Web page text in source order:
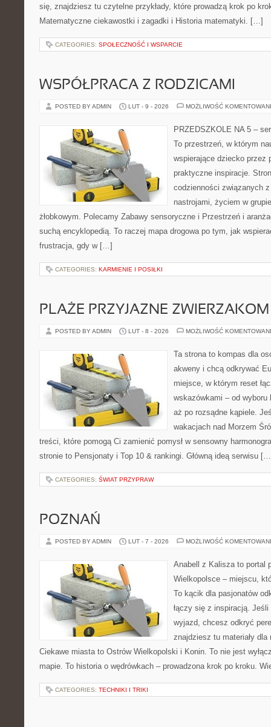
się, znajdziesz tu czytelne przykłady, które prowadzą krok po
Matematyczne ciekawostki i zagadki i Historia matematyki. […]
CATEGORIES: SPOŁECZNOŚĆ I WSPARCIE
WSPÓŁPRACA Z RODZICAMI
POSTED BY ADMIN LUT - 9 - 2026 MOŻLIWOŚĆ
PRZEDSZKOLE NA 5 –
To przestrzeń, w którym
wspierające dziecko przez
praktyczne inspiracje.
codzienności związanych
nastrojami, życiem w
żłobkowym. Polecamy Zabawy sensoryczne i Przestrzeń i
suchą encyklopedią. To raczej mapa drogowa po tym, jak
frustracja, gdy w […]
CATEGORIES: KARMIENIE I POSIŁKI
PLAŻE PRZYJAZNE ZWIERZAKOM
POSTED BY ADMIN LUT - 8 - 2026 MOŻLIWOŚĆ
Ta strona to kompas dla
akweny i chcą odkrywać
miejsce, w którym reset
wskazówkami – od wyboru
aż po rozsądne kąpiele.
wakacjach nad Morzem
treści, które pomogą Ci zamienić pomysł w sensowny
stronie to Pensjonaty i Top 10 & rankingi. Główną ideą serwisu
CATEGORIES: ŚWIAT PRZYPRAW
POZNAŃ
POSTED BY ADMIN LUT - 7 - 2026 MOŻLIWOŚĆ
Anabell z Kalisza to portal
Wielkopolsce – miejscu,
To kącik dla pasjonatów
łączy się z inspiracją.
wyjazd, chcesz odkryć
znajdziesz tu materiały
Ciekawe miasta to Ostrów Wielkopolski i Konin. To nie jest
mapie. To historia o wędrówkach – prowadzona krok po kroku.
CATEGORIES: TECHNIKI I TRIKI